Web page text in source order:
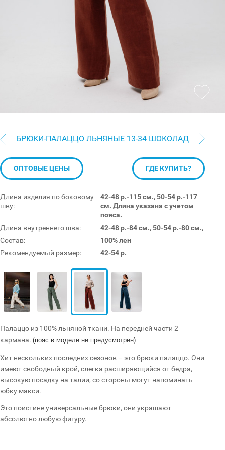
БРЮКИ-ПАЛАЦЦО ЛЬНЯНЫЕ 13-34 ШОКОЛАД
Длина изделия по боковому
шву:
42-48 р.-115 см., 50-54 р.-117
см. Длина указана с учетом
пояса.
Длина внутреннего шва:
42-48 р.-84 см., 50-54 р.-80 см.,
Состав:
100% лен
Рекомендуемый размер:
42-54 р.
ОПТОВЫЕ ЦЕНЫ ГДЕ КУПИТЬ?
Палаццо из 100% льняной ткани. На передней части 2
кармана. (пояс в моделе не предусмотрен)
Хит нескольких последних сезонов – это брюки палаццо. Они
имеют свободный крой, слегка расширяющийся от бедра,
высокую посадку на талии, со стороны могут напоминать
юбку макси.
Это поистине универсальные брюки, они украшают
абсолютно любую фигуру.